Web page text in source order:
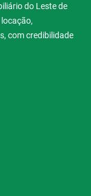
do Leste de
com credibilidade